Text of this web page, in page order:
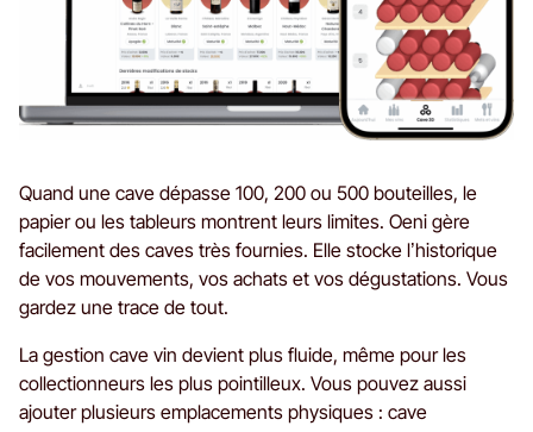
Quand une cave dépasse 100, 200 ou 500 bouteilles, le
papier ou les tableurs montrent leurs limites. Oeni gère
facilement des caves très fournies. Elle stocke l’historique
de vos mouvements, vos achats et vos dégustations. Vous
gardez une trace de tout.
La gestion cave vin devient plus fluide, même pour les
collectionneurs les plus pointilleux. Vous pouvez aussi
ajouter plusieurs emplacements physiques : cave